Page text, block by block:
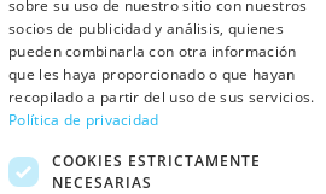
m
NOSOTROS
NUESTRAS
TIENDAS
BLACK
CONTACTO
DEVOLUCIONES
Y CAMBIOS
CANCELAR
PEDIDO
CONDICIONES
DE COMPRA
sobre su uso de nuestro sitio con nuestros
socios de publicidad y análisis, quienes
pueden combinarla con otra información
que les haya proporcionado o que hayan
recopilado a partir del uso de sus servicios.
Política de privacidad
COOKIES ESTRICTAMENTE
NECESARIAS